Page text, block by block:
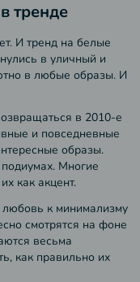
тренде
И тренд на белые
в уличный и
в любые образы. И
в 2010-е
и повседневные
образы.
Многие
как акцент.
к минимализму
смотрятся на фоне
весьма
как правильно их